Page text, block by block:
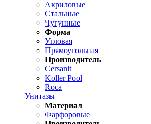
Акриловые
Стальные
Чугунные
Форма
Угловая
Прямоугольная
Производитель
Cersanit
Koller Pool
Roca
Унитазы
Материал
Фарфоровые